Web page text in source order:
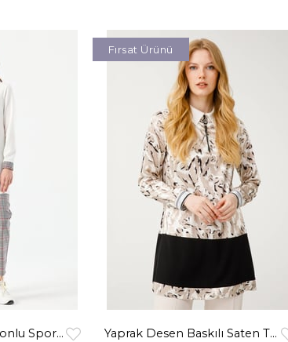
Ekose Garnili Kapişonlu Spor Tunik Krem Yaprak Desen Baskılı Saten Tunik Bej
Fırsat Ürünü